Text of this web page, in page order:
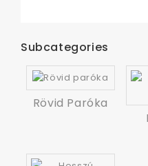
Subcategories
Rövid Paróka